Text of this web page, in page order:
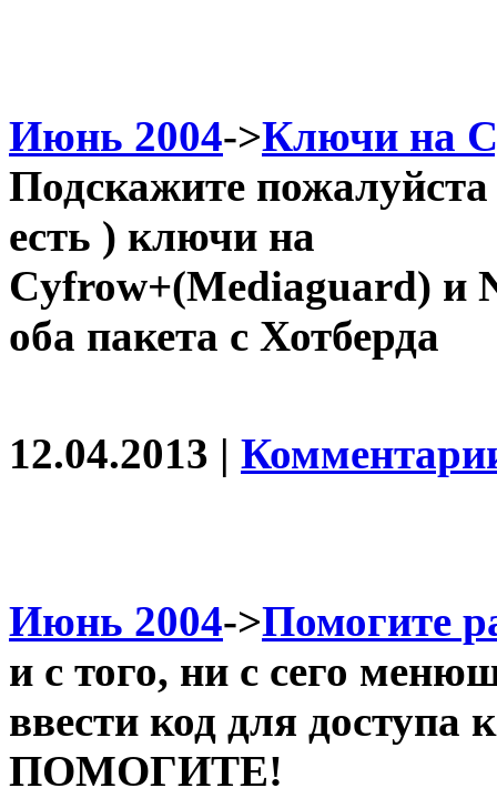
Июнь 2004->Ключи на
Подскажите
есть ) ключи на
Cyfrow+(Mediaguard) и
оба пакета с Хотберда
12.04.2013 |
Июнь 2004->Помогите
и с того, ни с сего
ввести код для
ПОМОГИТЕ!